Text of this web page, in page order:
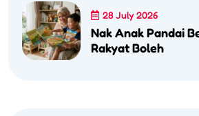
28 July 2026
Nak Anak Pandai
Rakyat Boleh